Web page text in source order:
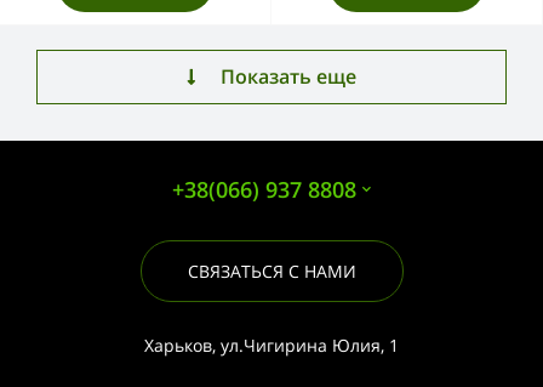
Показать еще
+38(066) 937 8808
СВЯЗАТЬСЯ С НАМИ
Харьков, ул.Чигирина Юлия, 1